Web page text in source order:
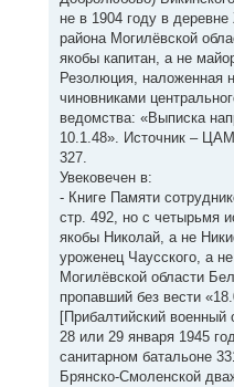
не в 1904 году в
района Могилёвской
якобы капитан, а не
Резолюция, наложенная
чиновниками
ведомства: «Выписка
10.1.48». Источник –
327.
Увековечен в:
- Книге Памяти
стр. 492, но с четырьмя
якобы Николай, а не
уроженец Чаусского, а
Могилёвской области
пропавший без вести
[Прибалтийский военный
28 или 29 января 1945
санитарном батальоне
Брянско-Смоленской